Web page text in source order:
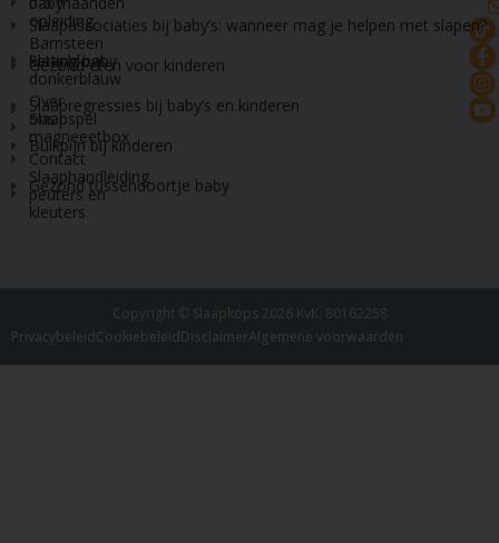
opleiding
Slaapblogs
Over
ons
Contact
Barnsteen
ketting baby
donkerblauw
Slaapspel
magneeetbox
Slaaphandleiding
peuters en
kleuters
Slaapassociaties bij baby’s: wanneer mag je helpen met slapen?
Gezond eten voor kinderen
Slaapregressies bij baby’s en kinderen
Buikpijn bij kinderen
Gezond tussendoortje baby
Copyright © Slaapkops 2026 KvK: 80162258
PrivacybeleidCookiebeleidDisclaimerAlgemene voorwaarden